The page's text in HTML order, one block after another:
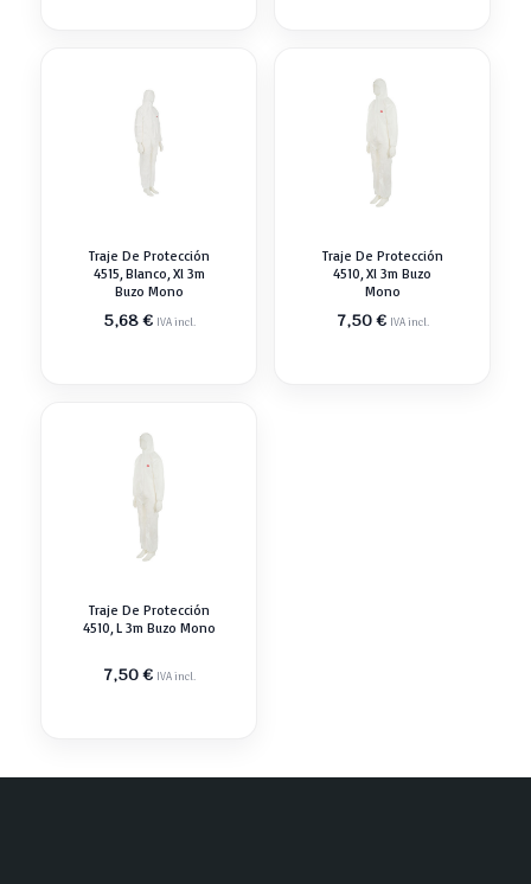
Traje De Protección
4515, Blanco, Xl 3m
Buzo Mono
5,68€ IVA incl.
Traje De Protección
4510, Xl 3m Buzo
Mono
7,50€ IVA incl.
Traje De Protección
4510, L 3m Buzo Mono
7,50€ IVA incl.